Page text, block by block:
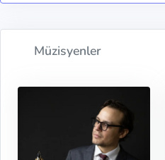
Müzisyenler